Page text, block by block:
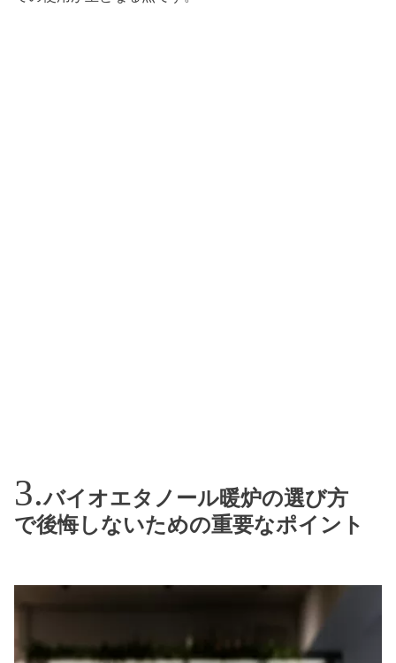
バイオエタノール暖炉の選び方
で後悔しないための重要なポイント